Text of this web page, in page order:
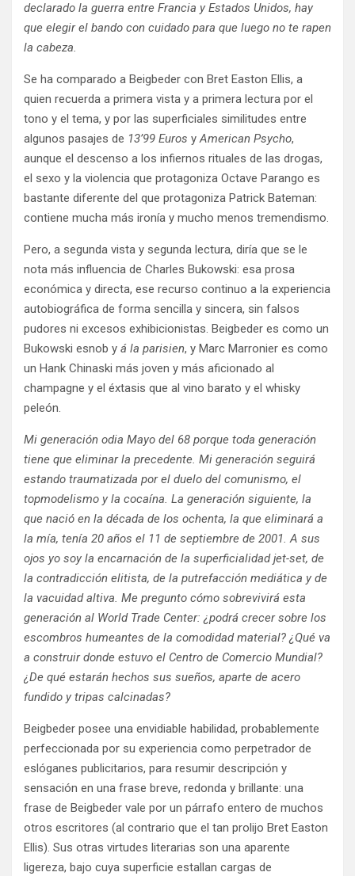
declarado la guerra entre Francia y Estados Unidos, hay
que elegir el bando con cuidado para que luego no te rapen
la cabeza.
Se ha comparado a Beigbeder con Bret Easton Ellis, a
quien recuerda a primera vista y a primera lectura por el
tono y el tema, y por las superficiales similitudes entre
algunos pasajes de 13’99 Euros yAmerican Psycho,
aunque el descenso a los infiernos rituales de las drogas,
el sexo y la violencia que protagoniza Octave Parango es
bastante diferente del que protagoniza Patrick Bateman:
contiene mucha más ironía y mucho menos tremendismo.
Pero, a segunda vista y segunda lectura, diría que se le
nota más influencia de Charles Bukowski: esa prosa
económica y directa, ese recurso continuo a la experiencia
autobiográfica de forma sencilla y sincera, sin falsos
pudores ni excesos exhibicionistas. Beigbeder es como un
Bukowski esnob y á la parisien, y Marc Marronier es como
un Hank Chinaski más joven y más aficionado al
champagne y el éxtasis que al vino barato y el whisky
peleón.
Mi generación odia Mayo del 68 porque toda generación
tiene que eliminar la precedente. Mi generación seguirá
estando traumatizada por el duelo del comunismo, el
topmodelismo y la cocaína. La generación siguiente, la
que nació en la década de los ochenta, la que eliminará a
la mía, tenía 20 años el 11 de septiembre de 2001. A sus
ojos yo soy la encarnación de la superficialidad jet-set, de
la contradicción elitista, de la putrefacción mediática y de
la vacuidad altiva. Me pregunto cómo sobrevivirá esta
generación al World Trade Center: ¿podrá crecer sobre los
escombros humeantes de la comodidad material? ¿Qué va
a construir donde estuvo el Centro de Comercio Mundial?
¿De qué estarán hechos sus sueños, aparte de acero
fundido y tripas calcinadas?
Beigbeder posee una envidiable habilidad, probablemente
perfeccionada por su experiencia como perpetrador de
eslóganes publicitarios, para resumir descripción y
sensación en una frase breve, redonda y brillante: una
frase de Beigbeder vale por un párrafo entero de muchos
otros escritores (al contrario que el tan prolijo Bret Easton
Ellis). Sus otras virtudes literarias son una aparente
ligereza, bajo cuya superficie estallan cargas de